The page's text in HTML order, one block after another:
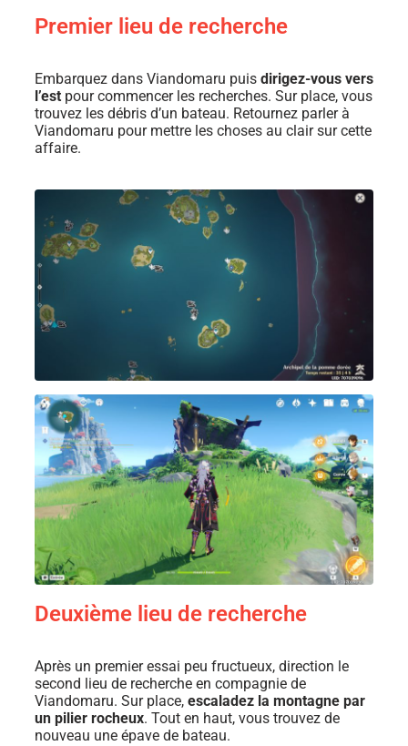
Premier lieu de recherche
Embarquez dans Viandomaru puis dirigez-vous vers
l’est pour commencer les recherches. Sur place, vous
trouvez les débris d’un bateau. Retournez parler à
Viandomaru pour mettre les choses au clair sur cette
affaire.
Deuxième lieu de recherche
Après un premier essai peu fructueux, direction le
second lieu de recherche en compagnie de
Viandomaru. Sur place, escaladez la montagne par
un pilier rocheux. Tout en haut, vous trouvez de
nouveau une épave de bateau.